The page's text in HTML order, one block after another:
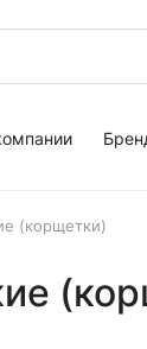
(корщетки)